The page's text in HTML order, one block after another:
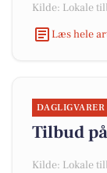
Kilde: Lokale
Læs hele
DAGLIGVARER
Tilbud
Kilde: Lokale